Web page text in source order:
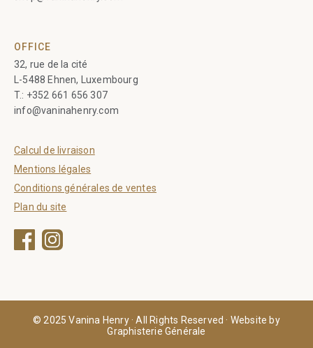
OFFICE
32, rue de la cité
L-5488 Ehnen, Luxembourg
T.: +352 661 656 307
info@vaninahenry.com
Calcul de livraison
Mentions légales
Conditions générales de ventes
Plan du site
© 2025 Vanina Henry · All Rights Reserved · Website by
Graphisterie Générale